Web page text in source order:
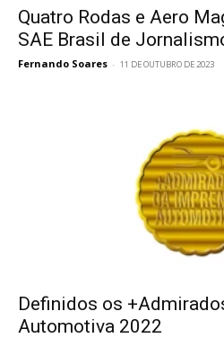
Quatro Rodas e Aero
SAE Brasil de
Fernando Soares - 11 DE OUTUBRO DE 2023
Definidos os
Automotiva 2022